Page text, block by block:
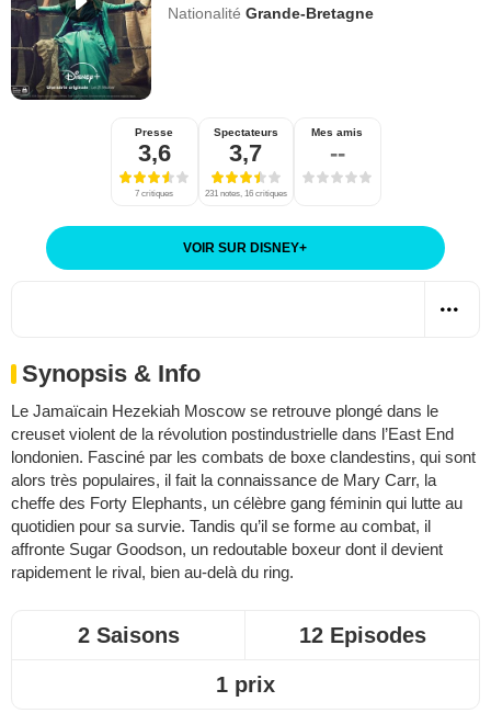
Nationalité Grande-Bretagne
Presse
3,6
7 critiques
Spectateurs
3,7
231 notes, 16 critiques
Mes amis
--
VOIR SUR DISNEY+
Synopsis & Info
Le Jamaïcain Hezekiah Moscow se retrouve plongé dans le
creuset violent de la révolution postindustrielle dans l’East End
londonien. Fasciné par les combats de boxe clandestins, qui sont
alors très populaires, il fait la connaissance de Mary Carr, la
cheffe des Forty Elephants, un célèbre gang féminin qui lutte au
quotidien pour sa survie. Tandis qu’il se forme au combat, il
affronte Sugar Goodson, un redoutable boxeur dont il devient
rapidement le rival, bien au-delà du ring.
2 Saisons 12 Episodes
1 prix